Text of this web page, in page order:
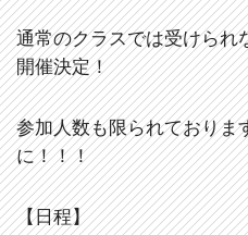
通常のクラスでは受けられ
開催決定！
参加人数も限られておりま
に！！！
【日程】